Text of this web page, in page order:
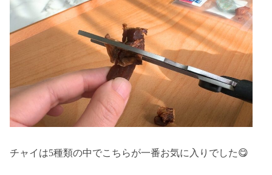
チャイは5種類の中でこちらが一番お気に入りでした😋